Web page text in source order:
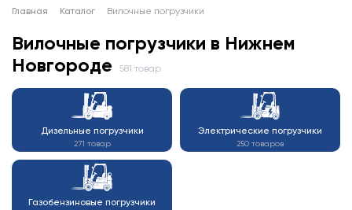
Главная Каталог Вилочные погрузчики
Вилочные погрузчики в Нижнем
Новгороде
581 товар
Дизельные погрузчики
271 товар
Электрические погрузчики
250 товаров
Газобензиновые погрузчики